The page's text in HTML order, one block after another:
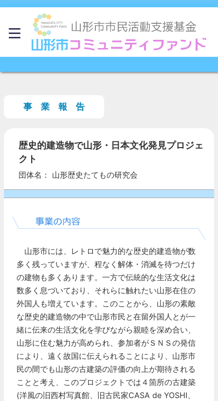
事 業 報 告
歴史的建造物で山形・日本文化発見プロジェ
クト
団体名： 山形歴史たてもの研究会
山形市には、レトロで魅力的な歴史的建造物が数
多く残っていますが、程なく解体・消滅を待つだけ
の建物も多くあります。一方で伝統的な生活文化は
数多く息づいており、それらに触れたい山形在住の
外国人も増えています。このことから、山形の素敵
な歴史的建造物の中で山形市民と在留外国人とが一
緒に伝来の生活文化を学びながら親睦を深め合い、
山形に住む魅力が高められ、参加者がＳＮＳの発信
により、遠く故国に伝えられることにより、山形市
民の間でも山形の古建築の評価の向上が期待される
ことと考え、このプロジェクトでは４箇所の古建築
(洋風の旧西村写真館、旧古民家CASA de YOSHI、